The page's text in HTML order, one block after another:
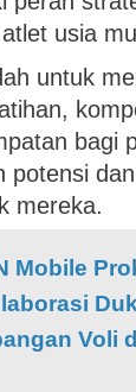
usia
untuk
bagi
potensi dan
mereka.
Mobile
Voli